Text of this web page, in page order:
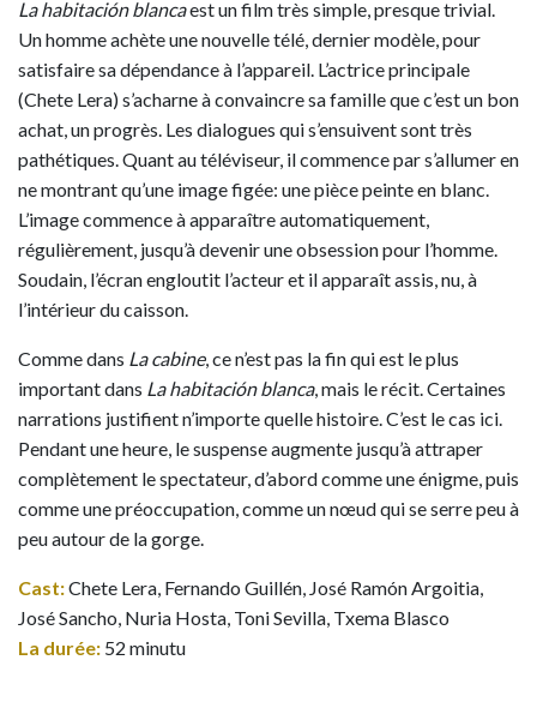
La habitación blancaest un film très simple, presque trivial.
Un homme achète une nouvelle télé, dernier modèle, pour
satisfaire sa dépendance à l’appareil. L’actrice principale
(Chete Lera) s’acharne à convaincre sa famille que c’est un bon
achat, un progrès. Les dialogues qui s’ensuivent sont très
pathétiques. Quant au téléviseur, il commence par s’allumer en
ne montrant qu’une image figée: une pièce peinte en blanc.
L’image commence à apparaître automatiquement,
régulièrement, jusqu’à devenir une obsession pour l’homme.
Soudain, l’écran engloutit l’acteur et il apparaît assis, nu, à
l’intérieur du caisson.
Comme dans La cabine, ce n’est pas la fin qui est le plus
important dans La habitación blanca, mais le récit. Certaines
narrations justifient n’importe quelle histoire. C’est le cas ici.
Pendant une heure, le suspense augmente jusqu’à attraper
complètement le spectateur, d’abord comme une énigme, puis
comme une préoccupation, comme un nœud qui se serre peu à
peu autour de la gorge.
Cast:Chete Lera, Fernando Guillén, José Ramón Argoitia,
José Sancho, Nuria Hosta, Toni Sevilla, Txema Blasco
La durée: 52 minutu